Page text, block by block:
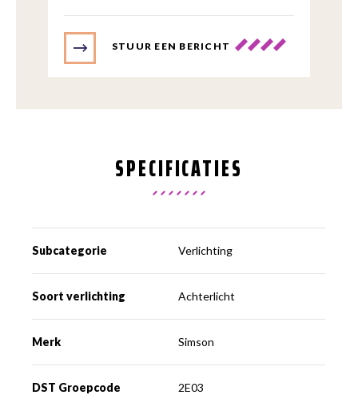
STUUR EEN BERICHT
SPECIFICATIES
Subcategorie Verlichting
Soort verlichting Achterlicht
Merk Simson
DST Groepcode 2E03